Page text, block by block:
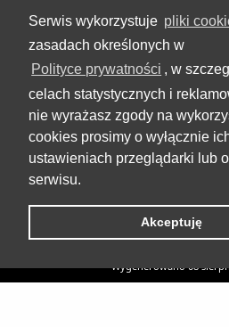
Serwis wykorzystuje pliki
zasadach określonych w
Polityce prywatności , w
celach statystycznych i
nie wyrażasz zgody na
cookies prosimy o wyłącznie
ustawieniach przeglądarki lub
serwisu.
Akceptuję
BĄDŹ NA
Facebook
Grupa Testerzy
YouTube
Twitter
VideoTesty.pl Wszelkie
Wygenerowano 08